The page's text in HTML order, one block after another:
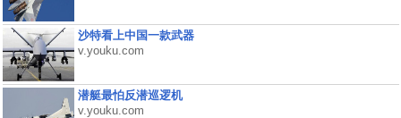
沙特看上中国一款武器
v.youku.com
潜艇最怕反潜巡逻机
v.youku.com